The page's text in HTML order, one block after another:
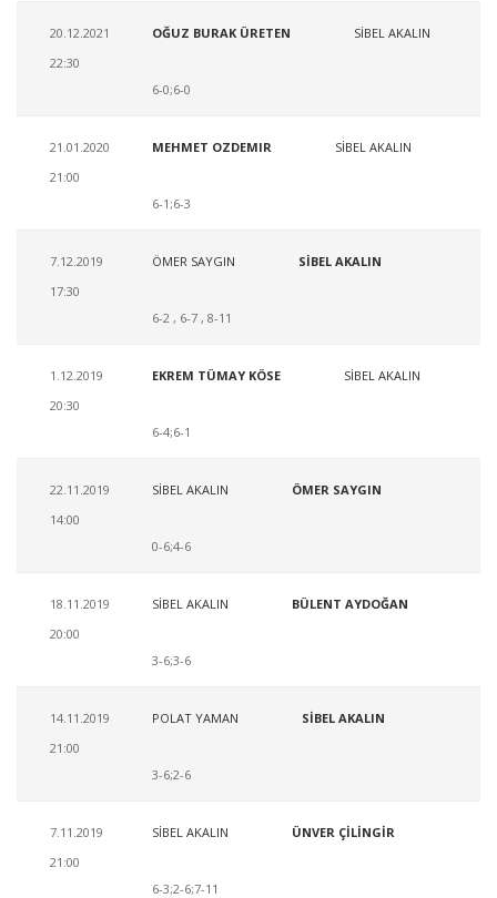
20.12.2021
22:30
OĞUZ BURAK ÜRETEN SİBEL AKALIN
6-0;6-0
21.01.2020
21:00
MEHMET OZDEMIR SİBEL AKALIN
6-1;6-3
7.12.2019
17:30
ÖMER SAYGIN SİBEL AKALIN
6-2 , 6-7 , 8-11
1.12.2019
20:30
EKREM TÜMAY KÖSE SİBEL AKALIN
6-4;6-1
22.11.2019
14:00
SİBEL AKALIN ÖMER SAYGIN
0-6;4-6
18.11.2019
20:00
SİBEL AKALIN BÜLENT AYDOĞAN
3-6;3-6
14.11.2019
21:00
POLAT YAMAN SİBEL AKALIN
3-6;2-6
7.11.2019
21:00
SİBEL AKALIN ÜNVER ÇİLİNGİR
6-3;2-6;7-11